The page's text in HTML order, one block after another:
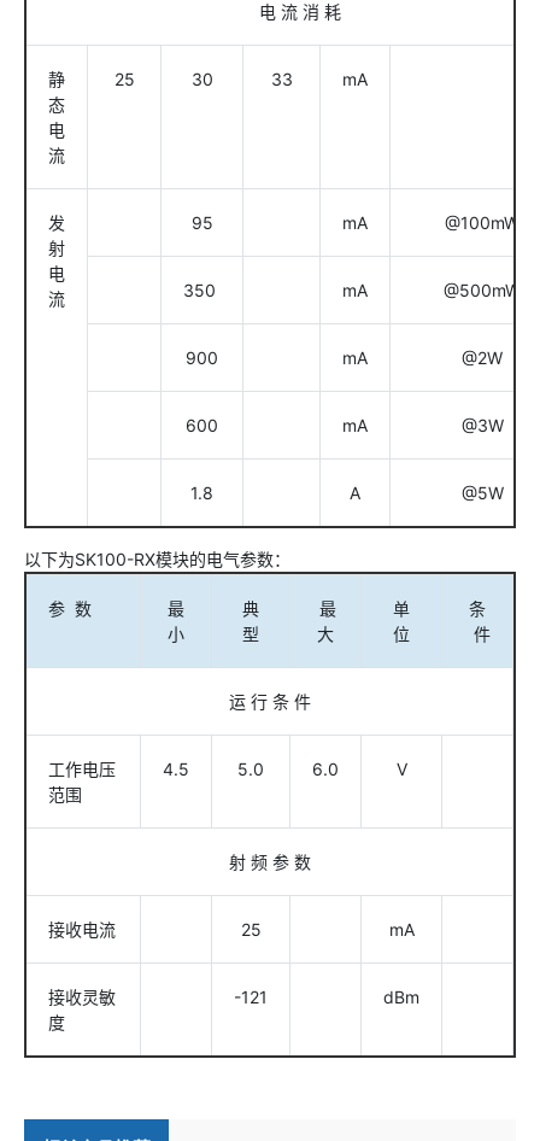
电 流 消 耗
静
态
电
流
25 30 33 mA
发
射
电
流
95 mA @100mW
350 mA @500mW
900 mA @2W
600 mA @3W
1.8 A @5W
以下为SK100-RX模块的电气参数：
参 数
最
小
典
型
最
大
单
位
条
件
运 行 条 件
工作电压
范围
4.5 5.0 6.0 V
射 频 参 数
接收电流 25 mA
接收灵敏
度
-121 dBm